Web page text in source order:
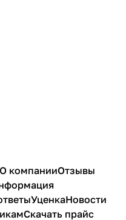
О компанииОтзывы
УценкаНовости
Скачать прайс